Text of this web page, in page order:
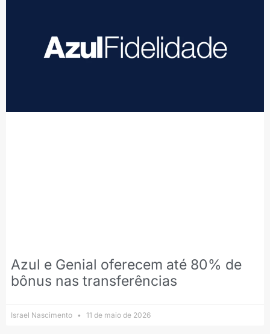
Azul e Genial oferecem até 80% de
bônus nas transferências
Israel Nascimento 11 de maio de 2026